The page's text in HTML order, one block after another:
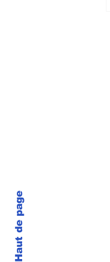
Haut de page